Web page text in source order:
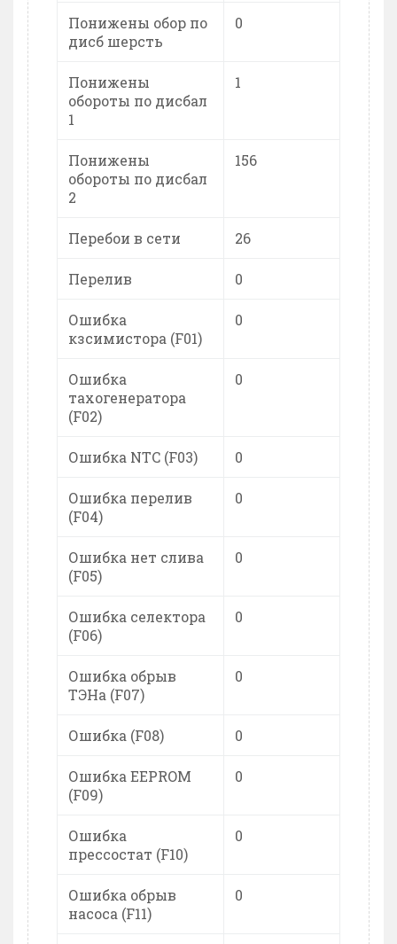
Понижены обор по
дисб шерсть
0
Понижены
обороты по дисбал
1
1
Понижены
обороты по дисбал
2
156
Перебои в сети 26
Перелив 0
Ошибка
кзсимистора (F01)
0
Ошибка
тахогенератора
(F02)
0
Ошибка NTC (F03) 0
Ошибка перелив
(F04)
0
Ошибка нет слива
(F05)
0
Ошибка селектора
(F06)
0
Ошибка обрыв
ТЭНа (F07)
0
Ошибка (F08) 0
Ошибка EEPROM
(F09)
0
Ошибка
прессостат (F10)
0
Ошибка обрыв
насоса (F11)
0